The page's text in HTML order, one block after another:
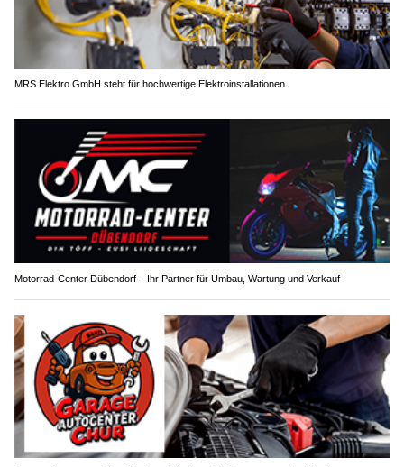
MRS Elektro GmbH steht für hochwertige Elektroinstallationen
Motorrad-Center Dübendorf – Ihr Partner für Umbau, Wartung und Verkauf